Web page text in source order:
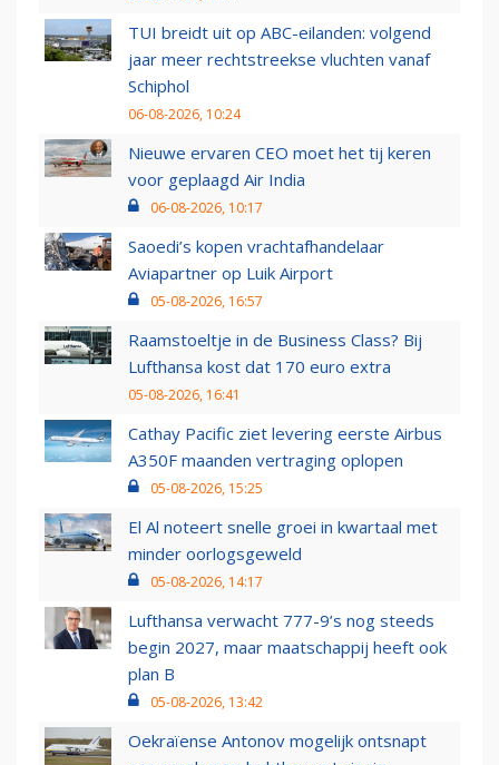
TUI breidt uit op ABC-eilanden: volgend
jaar meer rechtstreekse vluchten vanaf
Schiphol
06-08-2026, 10:24
Nieuwe ervaren CEO moet het tij keren
voor geplaagd Air India
06-08-2026, 10:17
Saoedi’s kopen vrachtafhandelaar
Aviapartner op Luik Airport
05-08-2026, 16:57
Raamstoeltje in de Business Class? Bij
Lufthansa kost dat 170 euro extra
05-08-2026, 16:41
Cathay Pacific ziet levering eerste Airbus
A350F maanden vertraging oplopen
05-08-2026, 15:25
El Al noteert snelle groei in kwartaal met
minder oorlogsgeweld
05-08-2026, 14:17
Lufthansa verwacht 777-9’s nog steeds
begin 2027, maar maatschappij heeft ook
plan B
05-08-2026, 13:42
Oekraïense Antonov mogelijk ontsnapt